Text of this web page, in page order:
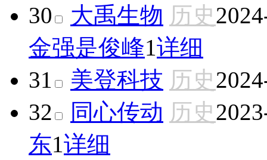
30
大禹生物 历史
金强是俊峰1详细
31
美登科技 历史
32
同心传动 历史
东1详细